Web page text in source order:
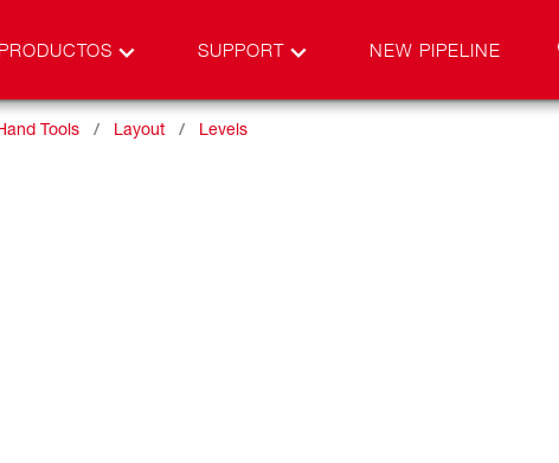
PRODUCTOS SUPPORT NEW PIPELINE
Tools Layout Levels